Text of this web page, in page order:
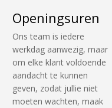
Openingsuren
Ons team is iedere
werkdag aanwezig, maar
om elke klant voldoende
aandacht te kunnen
geven, zodat jullie niet
moeten wachten, maak